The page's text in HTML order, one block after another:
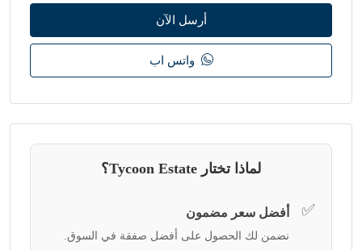
أرسل الآن
واتس اب
لماذا تختار Tycoon Estate؟
✅ أفضل سعر مضمون
نضمن لك الحصول على أفضل صفقة في السوق.